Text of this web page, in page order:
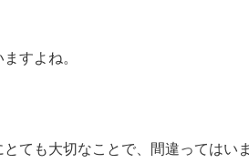
すよね。
ても大切なことで、間違ってはい